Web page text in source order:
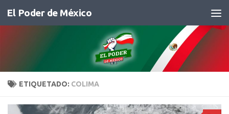
Saltar al contenido
El Poder de México
ETIQUETADO: COLIMA